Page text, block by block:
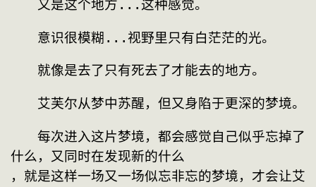
又是这个地方...这种感觉。
意识很模糊...视野里只有白茫茫的光。
就像是去了只有死去了才能去的地方。
艾芙尔从梦中苏醒，但又身陷于更深的梦境。
每次进入这片梦境，都会感觉自己似乎忘掉了
什么，又同时在发现新的什么
，就是这样一场又一场似忘非忘的梦境，才会让艾